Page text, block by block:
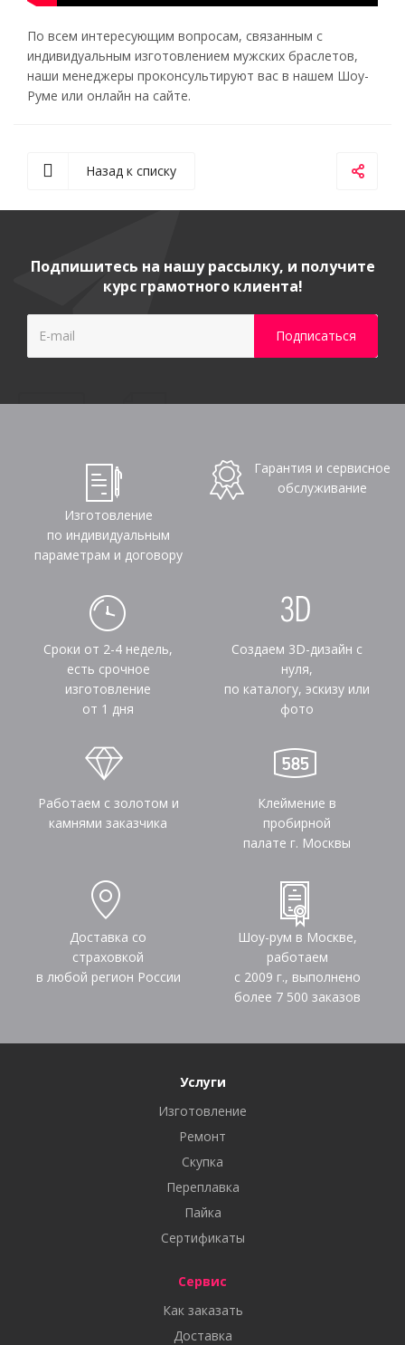
По всем интересующим вопросам, связанным с
индивидуальным изготовлением мужских браслетов,
наши менеджеры проконсультируют вас в нашем Шоу-
Руме или онлайн на сайте.
Назад к списку
Подпишитесь на нашу рассылку, и получите
курс грамотного клиента!
Изготовление
по индивидуальным
параметрам и договору
Гарантия и сервисное
обслуживание
Сроки от 2-4 недель,
есть срочное
изготовление
от 1 дня
Создаем 3D-дизайн с
нуля,
по каталогу, эскизу или
фото
Работаем с золотом и
камнями заказчика
Клеймение в
пробирной
палате г. Москвы
Доставка со
страховкой
в любой регион России
Шоу-рум в Москве,
работаем
с 2009 г., выполнено
более 7 500 заказов
Услуги
Изготовление
Ремонт
Скупка
Переплавка
Пайка
Сертификаты
Сервис
Как заказать
Доставка